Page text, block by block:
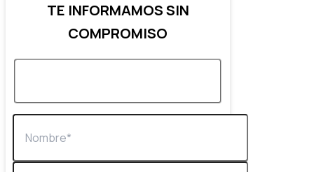
TE INFORMAMOS SIN
COMPROMISO